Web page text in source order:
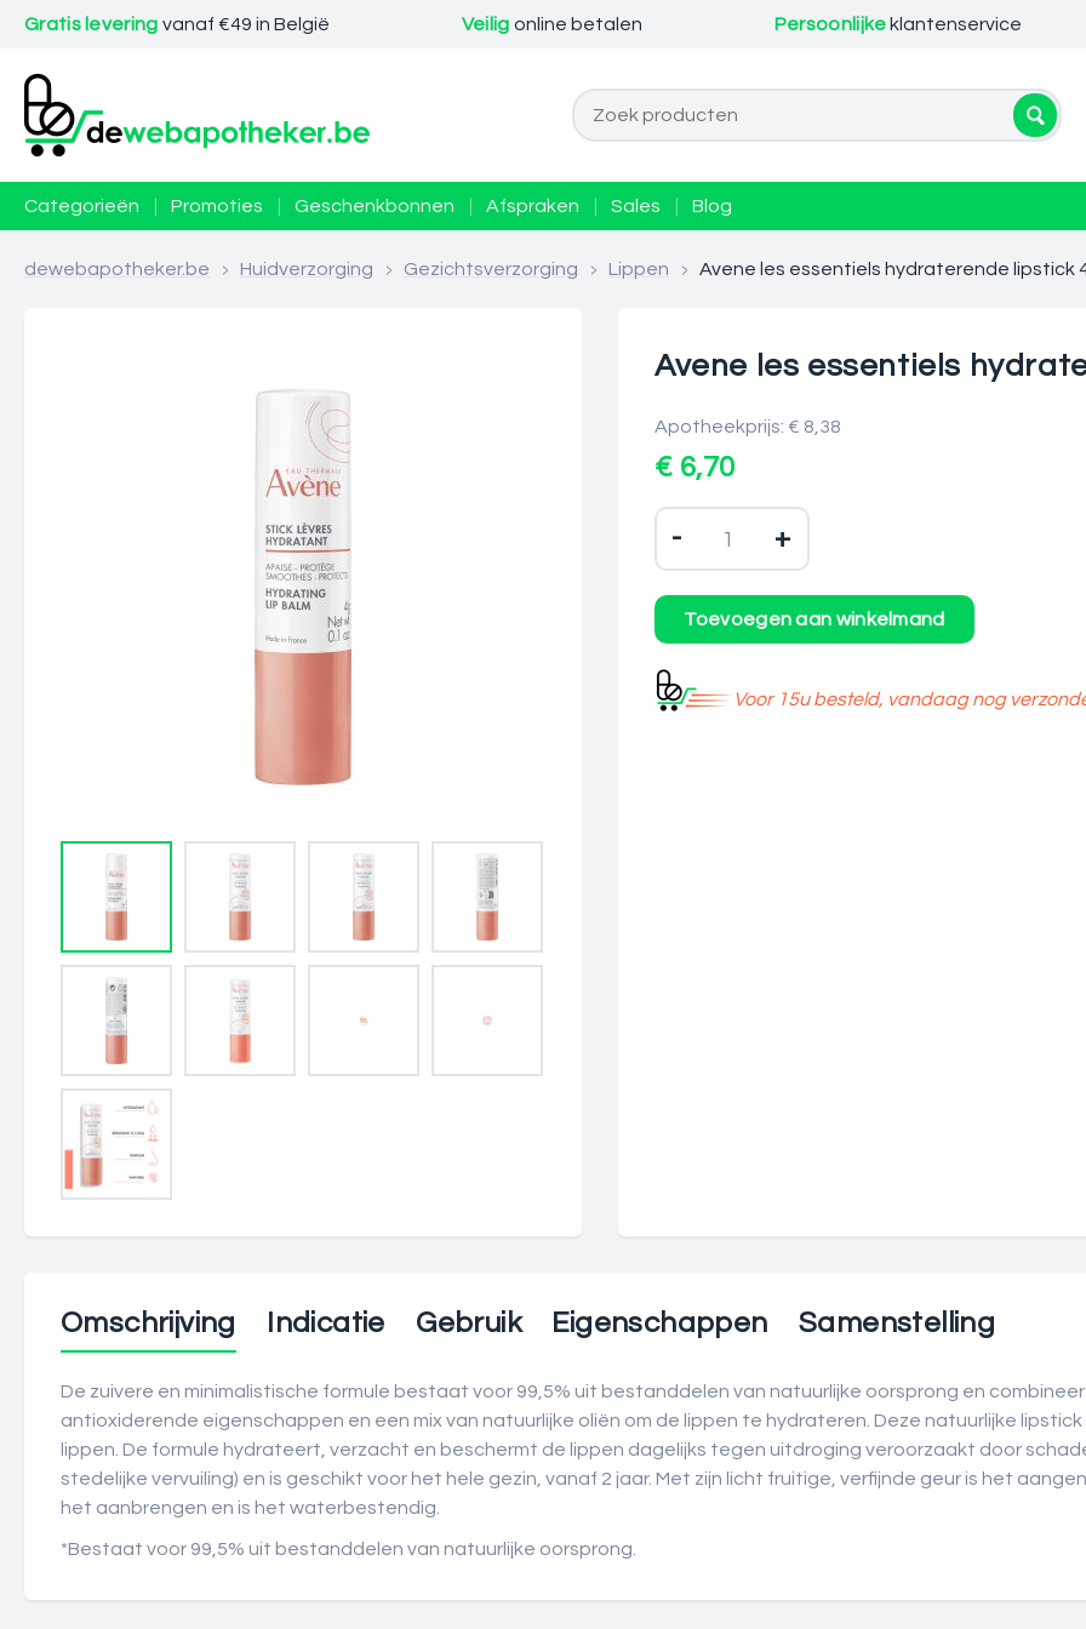
Gratis levering vanaf €49 in België Veilig online betalen Persoonlijke klantenservice
Categorieën Promoties Geschenkbonnen Afspraken Sales Blog
dewebapotheker.be > Huidverzorging > Gezichtsverzorging > Lippen > Avene les essentiels hydraterende lipstick
Avene les essentiels
Apotheekprijs: € 8,38
€ 6,70
- +
Voor 15u besteld, vandaag nog
Omschrijving Indicatie Gebruik Eigenschappen Samenstelling
De zuivere en minimalistische formule bestaat voor 99,5% uit bestanddelen van natuurlijke oorsprong en
antioxiderende eigenschappen en een mix van natuurlijke oliën om de lippen te hydrateren. Deze natuurlijke
lippen. De formule hydrateert, verzacht en beschermt de lippen dagelijks tegen uitdroging veroorzaakt door
stedelijke vervuiling) en is geschikt voor het hele gezin, vanaf 2 jaar. Met zijn licht fruitige, verfijnde geur is het
het aanbrengen en is het waterbestendig.
*Bestaat voor 99,5% uit bestanddelen van natuurlijke oorsprong.